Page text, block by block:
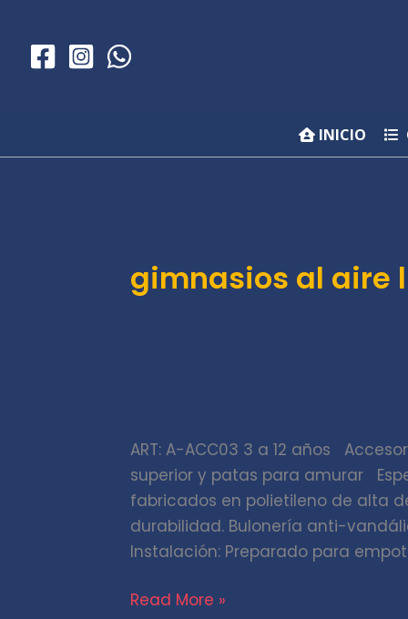
contenido
INICIO
gimnasios al aire
ART: A-ACC03 3 a 12 años
superior y patas para amurar
fabricados en polietileno de alta
durabilidad. Bulonería anti-
Instalación: Preparado para
Read More »